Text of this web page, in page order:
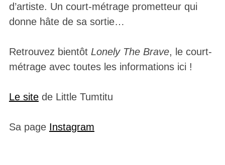
d’artiste. Un court-métrage prometteur qui
donne hâte de sa sortie…
Retrouvez bientôt Lonely The Brave, le court-
métrage avec toutes les informations ici !
Le sitede Little Tumtitu
Sa page Instagram